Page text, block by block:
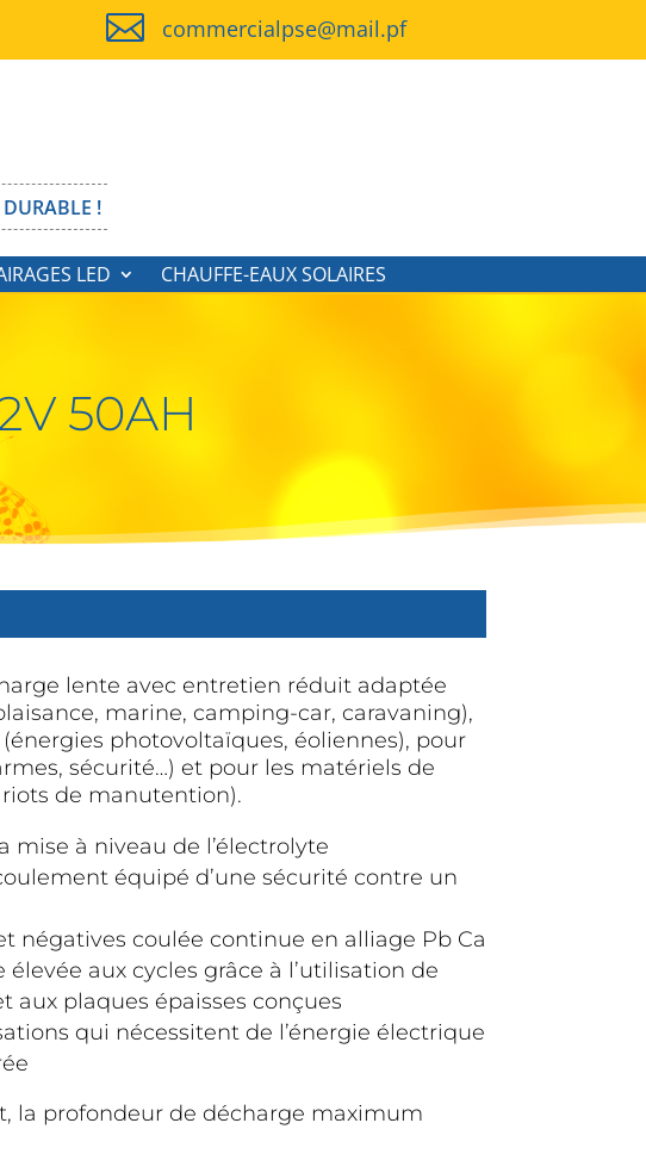
 commercialpse@mail.pf
!
LED CHAUFFE-EAUX SOLAIRES
50AH
lente avec entretien réduit adaptée
marine, camping-car, caravaning),
photovoltaïques, éoliennes), pour
sécurité…) et pour les matériels de
de manutention).
mise à niveau de l’électrolyte
équipé d’une sécurité contre un
négatives coulée continue en alliage Pb Ca
aux cycles grâce à l’utilisation de
aux plaques épaisses conçues
qui nécessitent de l’énergie électrique
la profondeur de décharge maximum